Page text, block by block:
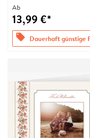
Ab
13,99 €*
offers Dauerhaft günstige